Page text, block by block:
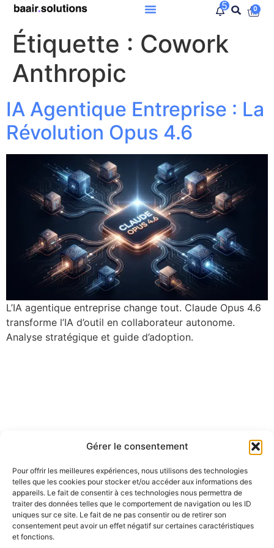
Gérer le consentement
Pour offrir les meilleures expériences, nous utilisons des technologies
telles que les cookies pour stocker et/ou accéder aux informations des
appareils. Le fait de consentir à ces technologies nous permettra de
traiter des données telles que le comportement de navigation ou les ID
uniques sur ce site. Le fait de ne pas consentir ou de retirer son
consentement peut avoir un effet négatif sur certaines caractéristiques
et fonctions.
5 0
Étiquette : Cowork
Anthropic
IA Agentique Entreprise : La
Révolution Opus 4.6
L’IA agentique entreprise change tout. Claude Opus 4.6
transforme l’IA d’outil en collaborateur autonome.
Analyse stratégique et guide d’adoption.